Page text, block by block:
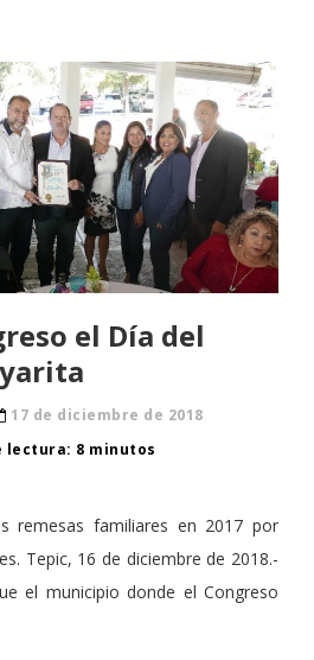
el Día del
17 de diciembre de 2018
lectura: 8 minutos
remesas familiares en 2017 por
Tepic, 16 de diciembre de 2018.-
el municipio donde el Congreso